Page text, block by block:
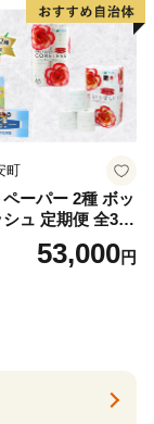
蓄 送料無料 北海
日用品
町
ペーパー 2種 ボッ
ュ 定期便 全3
とめ買い 防災
雑貨 消耗品 生活
53,000円